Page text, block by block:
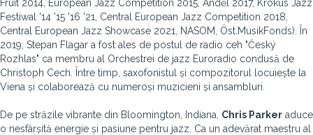
Fruit 2014, European Jazz Competition 2015, Anděl 2017, Krokus Jazz
Festiwal '14 '15 '16 '21, Central European Jazz Competition 2018,
Central European Jazz Showcase 2021, NASOM, Öst.MusikFonds). În
2019, Stepan Flagar a fost ales de postul de radio ceh "Český
Rozhlas" ca membru al Orchestrei de jazz Euroradio condusă de
Christoph Cech. Între timp, saxofonistul și compozitorul locuiește la
Viena și colaborează cu numeroși muzicieni și ansambluri.
De pe străzile vibrante din Bloomington, Indiana, Chris Parker aduce
o nesfârșită energie și pasiune pentru jazz. Ca un adevărat maestru al